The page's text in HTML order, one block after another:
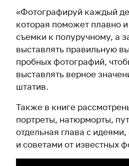
«Фотографируй каждый
которая поможет плавно
съемки к полуручному, а
выставлять правильную
пробных фотографий,
выставлять верное
штатив.
Также в книге
портреты, натюрморты,
отдельная глава с
и советами от известных